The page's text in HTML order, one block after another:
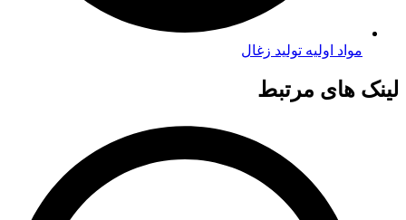
مواد اولیه تولید زغال
لینک های مرتبط